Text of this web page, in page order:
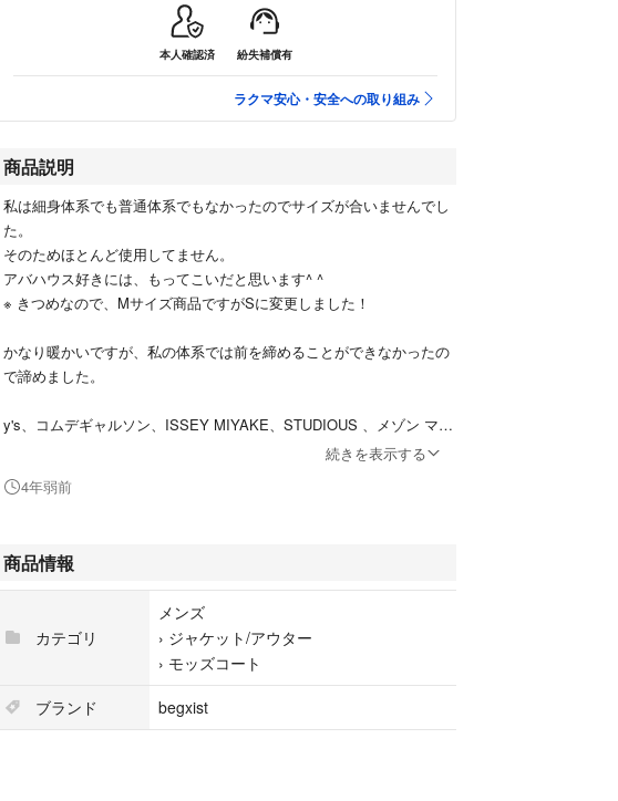
本人確認済 紛失補償有
ラクマ安心・安全への取り組み
商品説明
私は細身体系でも普通体系でもなかったのでサイズが合いませんでし
た。
そのためほとんど使用してません。
アバハウス好きには、もってこいだと思います^ ^
※ きつめなので、Mサイズ商品ですがSに変更しました！
かなり暖かいですが、私の体系では前を締めることができなかったの
で諦めました。
y's、コムデギャルソン、ISSEY MIYAKE、STUDIOUS 、メゾン マル
ジェラ 、ZARA、BALENCIAGA、イヴ・サンローラン、バーバリー、
ス 、ユニクロなどお好きな方にもオススメです！
きな方にも。
DSQUARED2 ディースクエアード
dolce＆gabbana ドルチェ＆ガッバーナ
JACOB COHEN ヤコブコーエン
muta ムータ
続きを表示する
4年弱前
商品情報
カテゴリ
メンズ
› ジャケット/アウター
› モッズコート
ブランド
begxist